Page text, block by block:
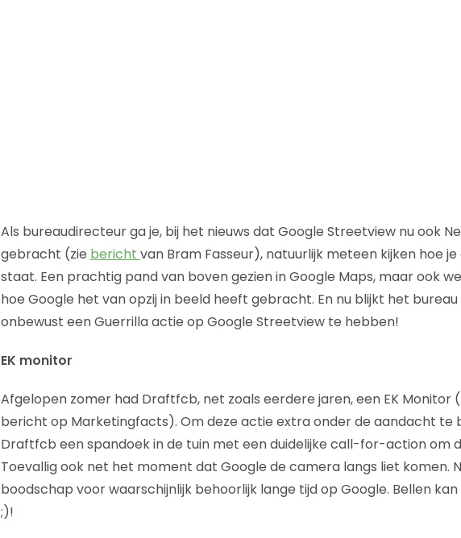
Als bureaudirecteur ga je, bij het nieuws dat Google Streetview nu ook
gebracht (zie bericht van Bram Fasseur), natuurlijk meteen kijken hoe je
staat. Een prachtig pand van boven gezien in Google Maps, maar ook
hoe Google het van opzij in beeld heeft gebracht. En nu blijkt het bureau
onbewust een Guerrilla actie op Google Streetview te hebben!
EK monitor
Afgelopen zomer had Draftfcb, net zoals eerdere jaren, een EK Monitor
bericht op Marketingfacts). Om deze actie extra onder de aandacht te
Draftfcb een spandoek in de tuin met een duidelijke call-for-action om
Toevallig ook net het moment dat Google de camera langs liet komen.
boodschap voor waarschijnlijk behoorlijk lange tijd op Google. Bellen
;)!